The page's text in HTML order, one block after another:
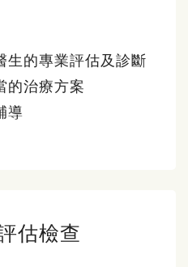
生的專業評估及診斷
的治療方案
導
估檢查